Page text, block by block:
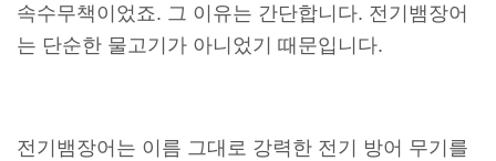
속수무책이었죠. 그 이유는 간단합니다. 전기뱀장어
는 단순한 물고기가 아니었기 때문입니다.
전기뱀장어는 이름 그대로 강력한 전기 방어 무기를